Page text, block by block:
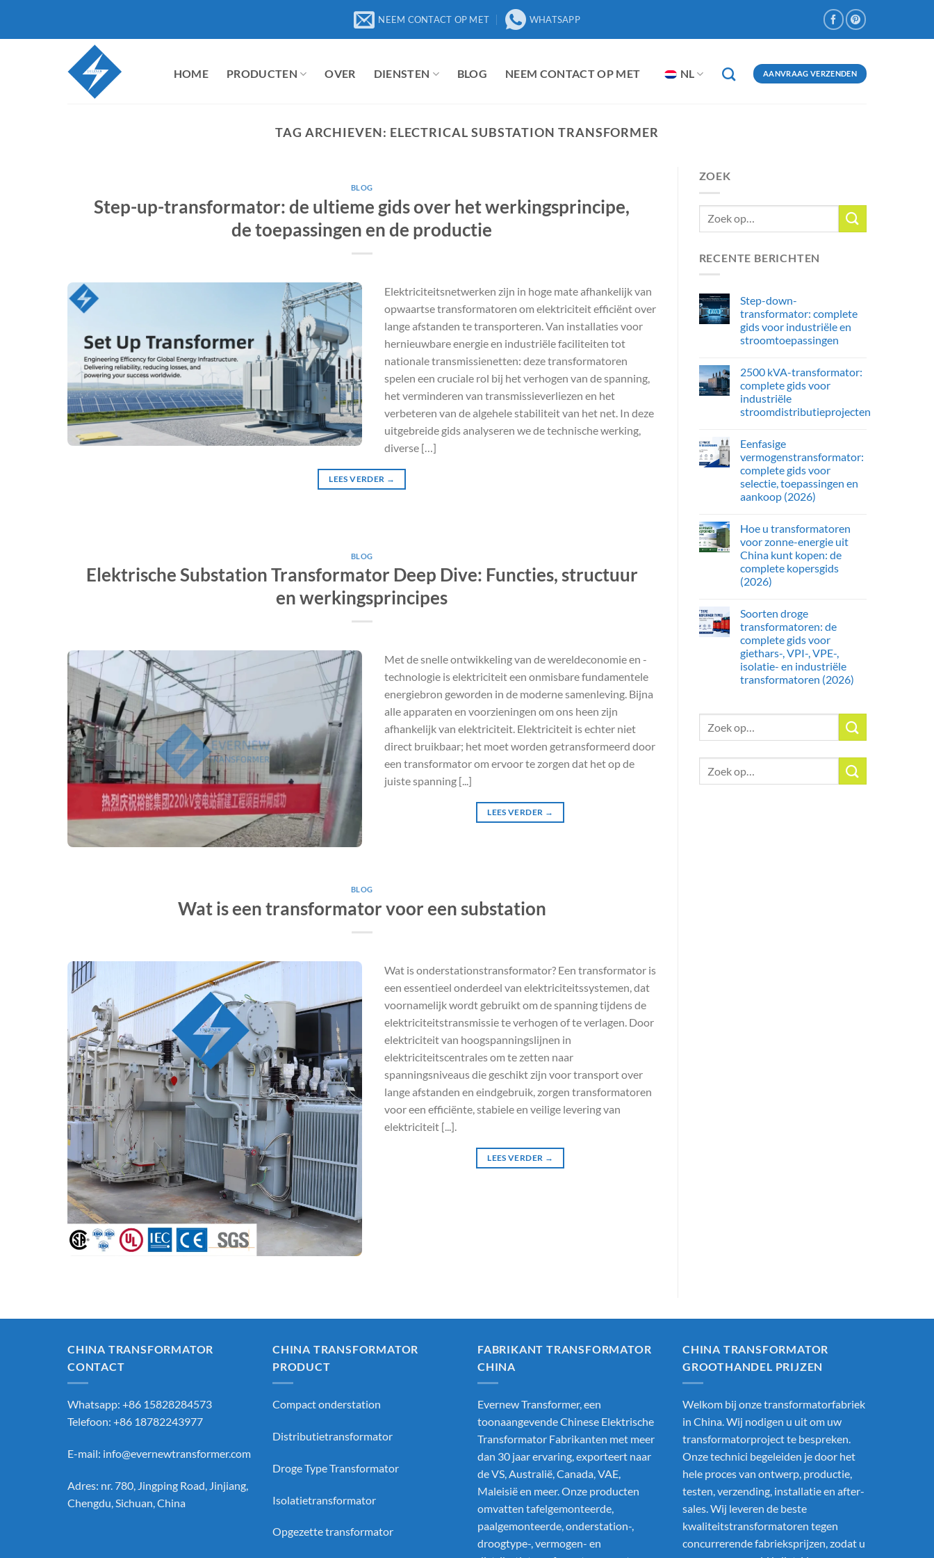
inhoud
NEEM CONTACT OP MET WHATSAPP
HOME PRODUCTEN OVER DIENSTEN BLOG NEEM CONTACT OP MET NL AANVRAAG VERZENDEN
TAG ARCHIEVEN: ELECTRICAL SUBSTATION TRANSFORMER​
BLOG
Step-up-transformator: de ultieme gids over het werkingsprincipe,
de toepassingen en de productie
Elektriciteitsnetwerken zijn in hoge mate afhankelijk van
opwaartse transformatoren om elektriciteit efficiënt over
lange afstanden te transporteren. Van installaties voor
hernieuwbare energie en industriële faciliteiten tot
nationale transmissienetten: deze transformatoren
spelen een cruciale rol bij het verhogen van de spanning,
het verminderen van transmissieverliezen en het
verbeteren van de algehele stabiliteit van het net. In deze
uitgebreide gids analyseren we de technische werking,
diverse […]
LEES VERDER →
BLOG
Elektrische Substation Transformator Deep Dive: Functies, structuur
en werkingsprincipes
Met de snelle ontwikkeling van de wereldeconomie en -
technologie is elektriciteit een onmisbare fundamentele
energiebron geworden in de moderne samenleving. Bijna
alle apparaten en voorzieningen om ons heen zijn
afhankelijk van elektriciteit. Elektriciteit is echter niet
direct bruikbaar; het moet worden getransformeerd door
een transformator om ervoor te zorgen dat het op de
juiste spanning [...]
LEES VERDER →
BLOG
Wat is een transformator voor een substation
Wat is onderstationstransformator? Een transformator is
een essentieel onderdeel van elektriciteitssystemen, dat
voornamelijk wordt gebruikt om de spanning tijdens de
elektriciteitstransmissie te verhogen of te verlagen. Door
elektriciteit van hoogspanningslijnen in
elektriciteitscentrales om te zetten naar
spanningsniveaus die geschikt zijn voor transport over
lange afstanden en eindgebruik, zorgen transformatoren
voor een efficiënte, stabiele en veilige levering van
elektriciteit [...].
LEES VERDER →
ZOEK
RECENTE BERICHTEN
Step-down-
transformator: complete
gids voor industriële en
stroomtoepassingen
2500 kVA-transformator:
complete gids voor
industriële
stroomdistributieprojecten
Eenfasige
vermogenstransformator:
complete gids voor
selectie, toepassingen en
aankoop (2026)
Hoe u transformatoren
voor zonne-energie uit
China kunt kopen: de
complete kopersgids
(2026)
Soorten droge
transformatoren: de
complete gids voor
giethars-, VPI-, VPE-,
isolatie- en industriële
transformatoren (2026)
CHINA TRANSFORMATOR
CONTACT
Whatsapp: +86 15828284573
Telefoon: +86 18782243977
E-mail: info@evernewtransformer.com
Adres: nr. 780, Jingping Road, Jinjiang,
Chengdu, Sichuan, China
CHINA TRANSFORMATOR
PRODUCT
Compact onderstation
Distributietransformator
Droge Type Transformator
Isolatietransformator
Opgezette transformator
FABRIKANT TRANSFORMATOR
CHINA
Evernew Transformer, een
toonaangevendeChinese Elektrische
Transformator Fabrikanten met meer
dan 30 jaar ervaring, exporteert naar
de VS, Australië, Canada, VAE,
Maleisië en meer. Onze producten
omvatten tafelgemonteerde,
paalgemonteerde, onderstation-,
droogtype-, vermogen- en
CHINA TRANSFORMATOR
GROOTHANDEL PRIJZEN
Welkom bij onze transformatorfabriek
in China. Wij nodigen u uit om uw
transformatorproject te bespreken.
Onze technici begeleiden je door het
hele proces van ontwerp, productie,
testen, verzending, installatie en after-
sales. Wij leveren de beste
kwaliteitstransformatoren tegen
concurrerende fabrieksprijzen, zodat u